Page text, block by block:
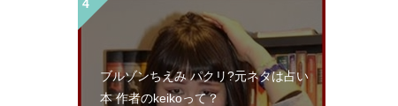
ブルゾンちえみ パクリ?元ネタは占い
本 作者のkeikoって？